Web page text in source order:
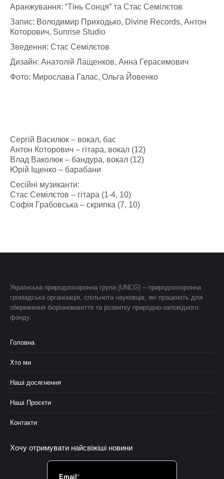
Аранжування: “Тінь Сонця” та Стас Семілєтов
Запис: Володимир Приходько, Divine Records, Антон
Которович, Sunrise Studio
Зведення: Стас Семілєтов
Дизайн: Анатолій Лащенков, Анна Герасимович
Фото: Мирослава Галас, Ольга Йовенко
Сергій Василюк – вокал, бас
Антон Которович – гітара, вокал (12)
Влад Ваколюк – бандура, вокал (12)
Юрій Іщенко – барабани
Сесійні музиканти:
Стас Семілєтов – гітара (1-4, 10)
Софія Грабовська – скрипка (7, 10)
Українська природоохоронна група (UNCG) – природоохоронна
громадська організація, спільнота науковців, які працюють для
збереження біорізноманіття та розвитку природно-заповідного
фонду.
Головна
Хто ми
Наші досягнення
Наші Проєкти
Контакти
Хочу отримувати найсвіжіші новини
Email *